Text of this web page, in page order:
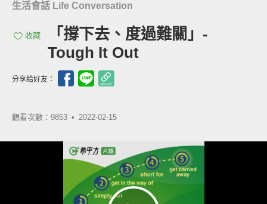
生活會話 Life Conversation
收藏
「撐下去、度過難關」-
Tough It Out
分享給好友：
觀看次數：9853 • 2022-02-15